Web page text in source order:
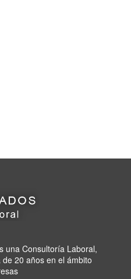
una Consultoría Laboral,
20 años en el ámbito